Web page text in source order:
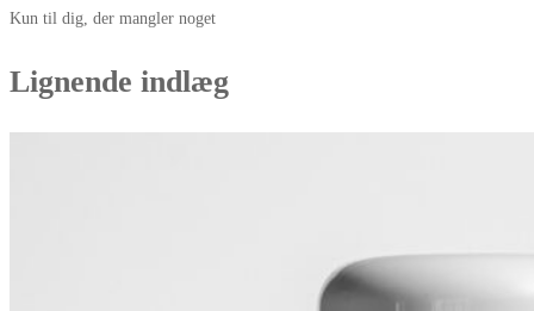
Kun til dig, der mangler noget
Lignende indlæg